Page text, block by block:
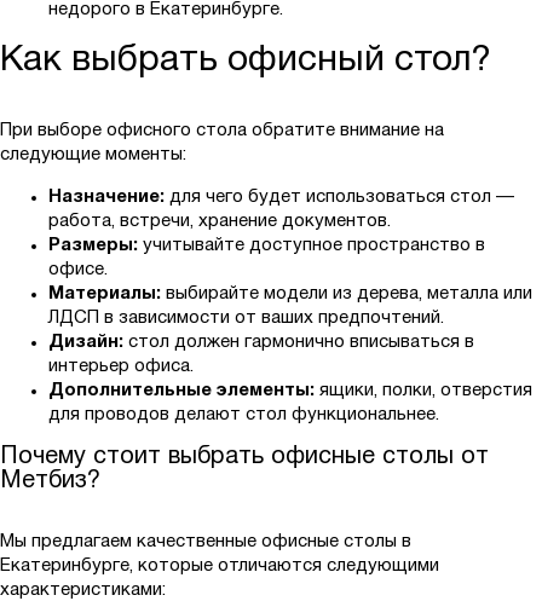
недорого в Екатеринбурге.
Как выбрать офисный стол?
При выборе офисного стола обратите внимание на
следующие моменты:
Назначение: для чего будет использоваться стол —
работа, встречи, хранение документов.
Размеры: учитывайте доступное пространство в
офисе.
Материалы: выбирайте модели из дерева, металла или
ЛДСП в зависимости от ваших предпочтений.
Дизайн: стол должен гармонично вписываться в
интерьер офиса.
Дополнительные элементы: ящики, полки, отверстия
для проводов делают стол функциональнее.
Почему стоит выбрать офисные столы от
Метбиз?
Мы предлагаем качественные офисные столы в
Екатеринбурге, которые отличаются следующими
характеристиками: